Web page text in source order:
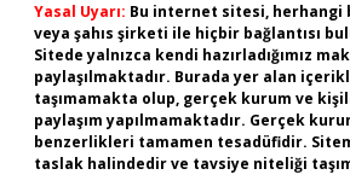
Yasal Uyarı: Bu internet sitesi, herhangi
veya şahıs şirketi ile hiçbir bağlantısı
Sitede yalnızca kendi hazırladığımız
paylaşılmaktadır. Burada yer alan
taşımamakta olup, gerçek kurum ve
paylaşım yapılmamaktadır. Gerçek
benzerlikleri tamamen tesadüfidir.
taslak halindedir ve tavsiye niteliği